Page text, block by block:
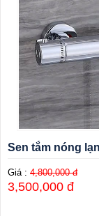
Sen tắm nóng
Giá : 4,800,000 đ
3,500,000 đ